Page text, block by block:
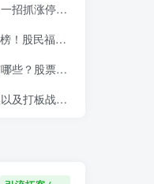
秒变打板高手！
分析工具全揭秘！
水下是什么意思？
战法的精髓
注册